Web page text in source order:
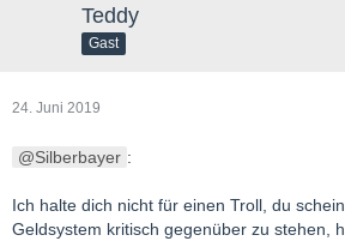
Teddy
Gast
24. Juni 2019
Silberbayer :
Ich halte dich nicht für einen Troll, du
Geldsystem kritisch gegenüber zu stehen,